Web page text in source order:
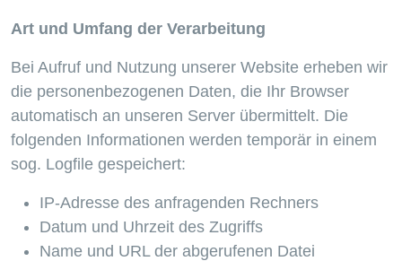
Art und Umfang der Verarbeitung
Bei Aufruf und Nutzung unserer Website erheben wir
die personenbezogenen Daten, die Ihr Browser
automatisch an unseren Server übermittelt. Die
folgenden Informationen werden temporär in einem
sog. Logfile gespeichert:
IP-Adresse des anfragenden Rechners
Datum und Uhrzeit des Zugriffs
Name und URL der abgerufenen Datei